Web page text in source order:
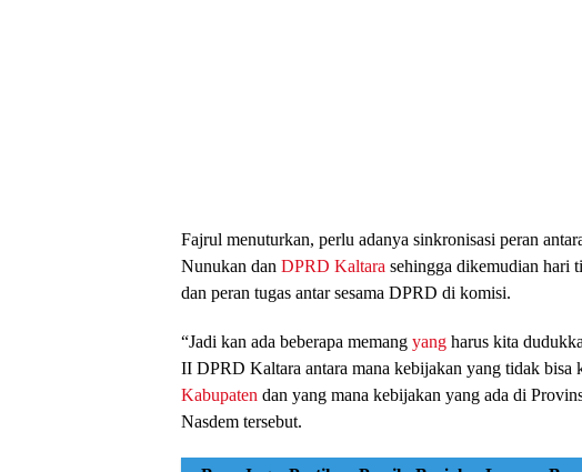
Fajrul menuturkan, perlu adanya sinkronisasi peran
Nunukan dan DPRD Kaltara sehingga dikemudian hari
dan peran tugas antar sesama DPRD di komisi.
“Jadi kan ada beberapa memang yang harus kita
II DPRD Kaltara antara mana kebijakan yang tidak bisa
Kabupaten dan yang mana kebijakan yang ada di
Nasdem tersebut.